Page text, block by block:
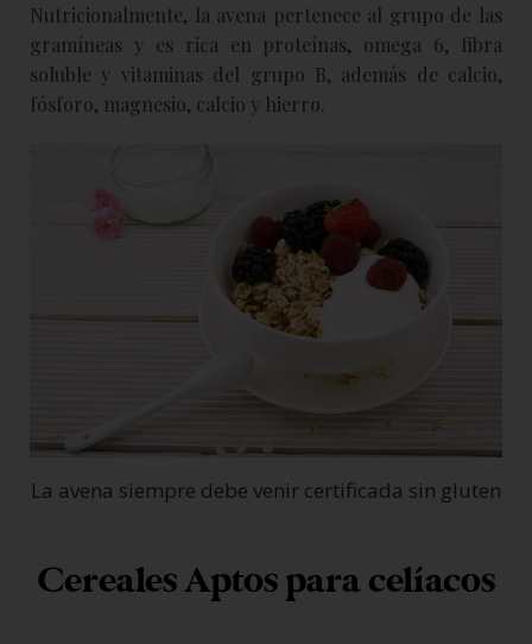
Nutricionalmente, la avena pertenece al grupo de las
gramíneas y es rica en proteínas, omega 6, fibra
soluble y vitaminas del grupo B, además de calcio,
fósforo, magnesio, calcio y hierro.
La avena siempre debe venir certificada sin gluten
Cereales Aptos para celíacos